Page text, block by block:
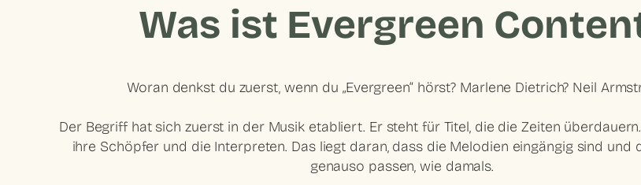
Was ist Evergreen
Woran denkst du zuerst, wenn du „Evergreen“ hörst? Marlene Dietrich? Neil
Der Begriff hat sich zuerst in der Musik etabliert. Er steht für Titel, die dieZeiten überdauern
ihre Schöpfer und die Interpreten. Das liegt daran, dass die Melodien eingängig sind und
genauso passen, wie damals.